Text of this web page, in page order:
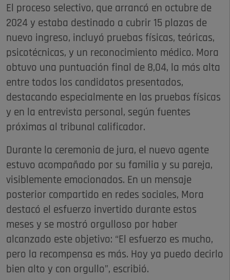
El proceso selectivo, que arrancó en octubre de
2024 y estaba destinado a cubrir 15 plazas de
nuevo ingreso, incluyó pruebas físicas, teóricas,
psicotécnicas, y un reconocimiento médico. Mora
obtuvo una puntuación final de 8,04, la más alta
entre todos los candidatos presentados,
destacando especialmente en las pruebas físicas
y en la entrevista personal, según fuentes
próximas al tribunal calificador.
Durante la ceremonia de jura, el nuevo agente
estuvo acompañado por su familia y su pareja,
visiblemente emocionados. En un mensaje
posterior compartido en redes sociales, Mora
destacó el esfuerzo invertido durante estos
meses y se mostró orgulloso por haber
alcanzado este objetivo: “El esfuerzo es mucho,
pero la recompensa es más. Hoy ya puedo decirlo
bien alto y con orgullo”, escribió.